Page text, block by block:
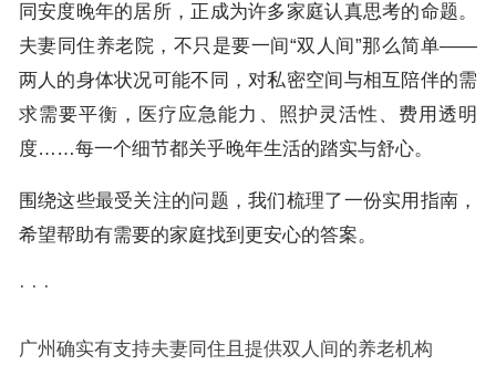
同安度晚年的居所，正成为许多家庭认真思考的命题。
夫妻同住养老院，不只是要一间“双人间”那么简单——
两人的身体状况可能不同，对私密空间与相互陪伴的需
求需要平衡，医疗应急能力、照护灵活性、费用透明
度……每一个细节都关乎晚年生活的踏实与舒心。
围绕这些最受关注的问题，我们梳理了一份实用指南，
希望帮助有需要的家庭找到更安心的答案。
· · ·
广州确实有支持夫妻同住且提供双人间的养老机构